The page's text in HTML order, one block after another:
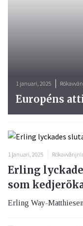
1 januari, 2025
Européns
1 januari, 2025
Erling
som
Erling Way-